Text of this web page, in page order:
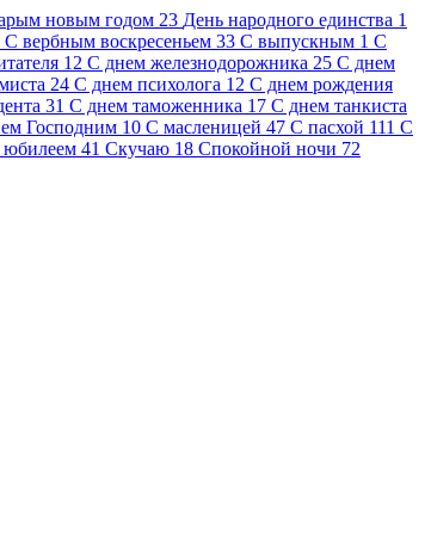
новым годом 23 День народного единства 1
С вербным воскресеньем 33 С выпускным 1 С
12 С днем железнодорожника 25 С днем
24 С днем психолога 12 С днем рождения
31 С днем таможенника 17 С днем танкиста
Господним 10 С масленицей 47 С пасхой 111 С
41 Скучаю 18 Спокойной ночи 72